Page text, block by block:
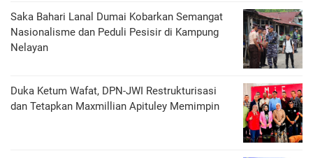
Saka Bahari Lanal Dumai Kobarkan Semangat
Nasionalisme dan Peduli Pesisir di Kampung
Nelayan
Duka Ketum Wafat, DPN-JWI Restrukturisasi
dan Tetapkan Maxmillian Apituley Memimpin